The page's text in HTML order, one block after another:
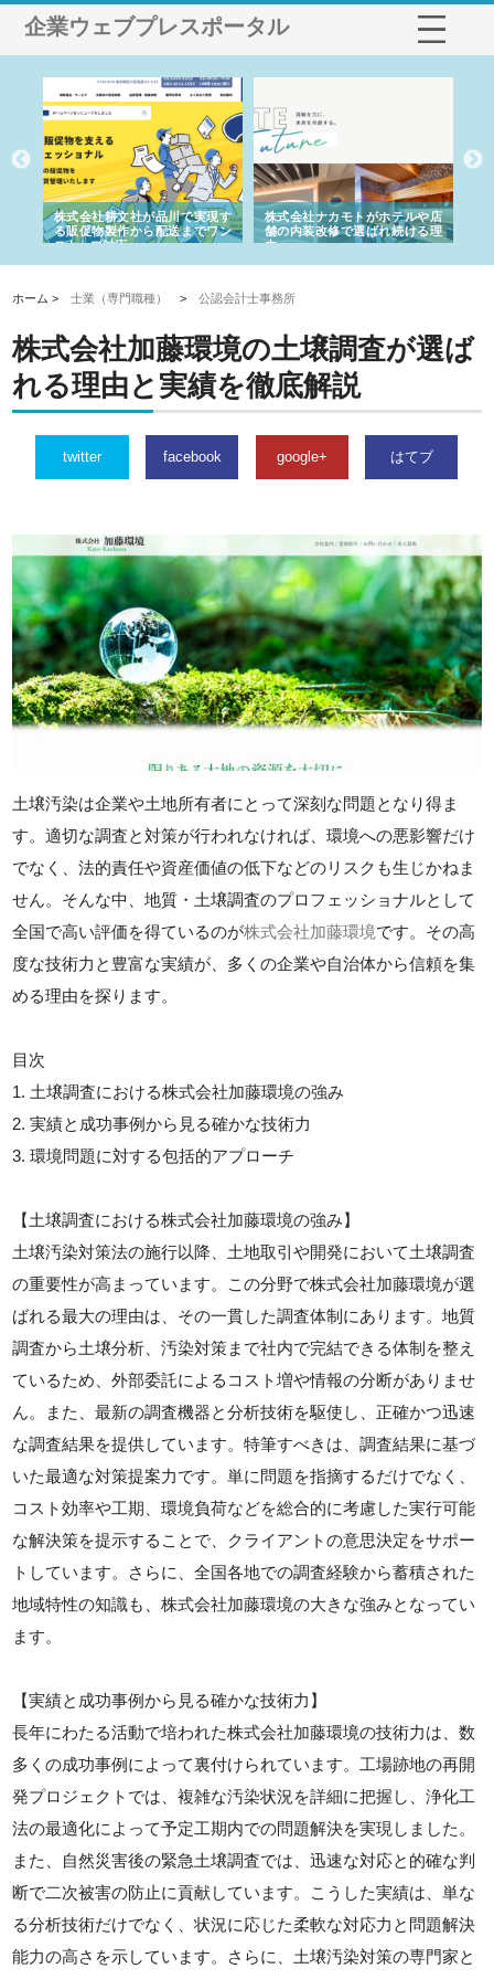
企業ウェブプレスポータル
株式会社耕文社が品川で実現す
る販促物製作から配送までワン
ストップ対応
株式会社ナカモトがホテルや店
舗の内装改修で選ばれ続ける理
由
ホーム >士業（専門職種） >公認会計士事務所
株式会社加藤環境の土壌調査が選ば
れる理由と実績を徹底解説
twitter facebook google+ はてブ
土壌汚染は企業や土地所有者にとって深刻な問題となり得ま
す。適切な調査と対策が行われなければ、環境への悪影響だけ
でなく、法的責任や資産価値の低下などのリスクも生じかねま
せん。そんな中、地質・土壌調査のプロフェッショナルとして
全国で高い評価を得ているのが株式会社加藤環境です。その高
度な技術力と豊富な実績が、多くの企業や自治体から信頼を集
める理由を探ります。
目次
1. 土壌調査における株式会社加藤環境の強み
2. 実績と成功事例から見る確かな技術力
3. 環境問題に対する包括的アプローチ
【土壌調査における株式会社加藤環境の強み】
土壌汚染対策法の施行以降、土地取引や開発において土壌調査
の重要性が高まっています。この分野で株式会社加藤環境が選
ばれる最大の理由は、その一貫した調査体制にあります。地質
調査から土壌分析、汚染対策まで社内で完結できる体制を整え
ているため、外部委託によるコスト増や情報の分断がありませ
ん。また、最新の調査機器と分析技術を駆使し、正確かつ迅速
な調査結果を提供しています。特筆すべきは、調査結果に基づ
いた最適な対策提案力です。単に問題を指摘するだけでなく、
コスト効率や工期、環境負荷などを総合的に考慮した実行可能
な解決策を提示することで、クライアントの意思決定をサポー
トしています。さらに、全国各地での調査経験から蓄積された
地域特性の知識も、株式会社加藤環境の大きな強みとなってい
ます。
【実績と成功事例から見る確かな技術力】
長年にわたる活動で培われた株式会社加藤環境の技術力は、数
多くの成功事例によって裏付けられています。工場跡地の再開
発プロジェクトでは、複雑な汚染状況を詳細に把握し、浄化工
法の最適化によって予定工期内での問題解決を実現しました。
また、自然災害後の緊急土壌調査では、迅速な対応と的確な判
断で二次被害の防止に貢献しています。こうした実績は、単な
る分析技術だけでなく、状況に応じた柔軟な対応力と問題解決
能力の高さを示しています。さらに、土壌汚染対策の専門家と